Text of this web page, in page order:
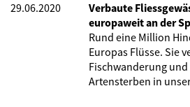
29.06.2020
Verbaute
europaweit an der
Rund eine Million
Europas Flüsse. Sie
Fischwanderung
Artensterben in